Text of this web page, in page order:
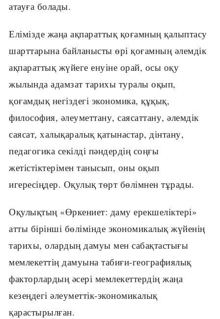
атауға болады.
Елімізде жаңа ақпараттық қоғамның қалыптасу
шарттарына байланысты өрі қоғамның әлемдік
ақпараттық жүйеге енуіне орай, осы оқу
жылында адамзат тарихы туралы оқып,
қоғамдық негіздегі экономика, құқық,
философия, әлеуметтану, саясаттану, әлемдік
саясат, халықаралық қатынастар, дінтану,
педагогика секілді пәндердің соңғы
жетістіктерімен танысып, оны оқып
игересіңдер. Оқулық төрт бөлімнен тұрады.
Оқулықтың «Өркениет: даму ерекшеліктері»
атты бірінші бөлімінде экономикалық жүйенің
тарихы, олардың дамуы мен сабақтастығы
мемлекеттің дамуына табиғи-географиялық
факторлардың әсері мемлекеттердің жаңа
кезеңдегі әлеуметтік-экономикалық
қарастырылған.